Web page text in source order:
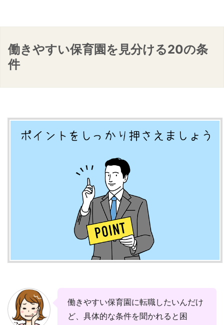
働きやすい保育園を見分ける20の条
件
働きやすい保育園に転職したいんだけ
ど、具体的な条件を聞かれると困